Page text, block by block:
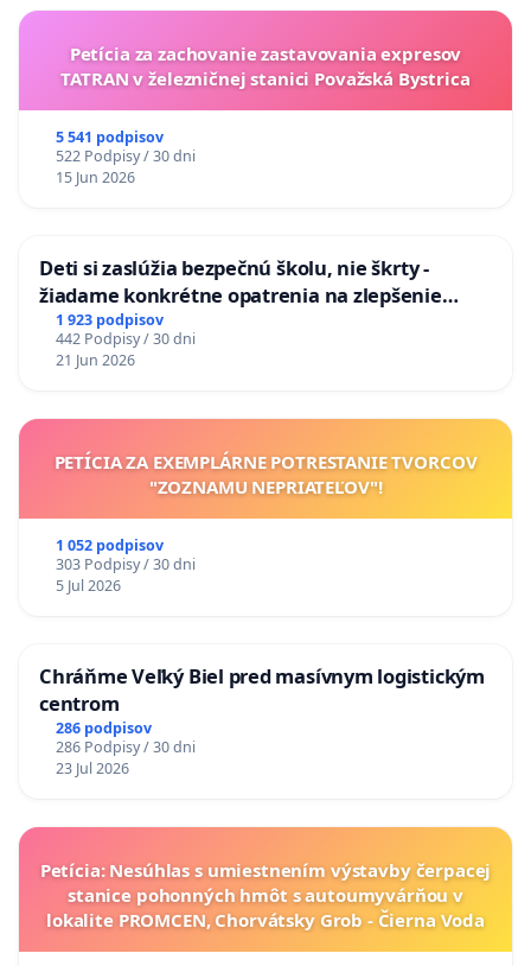
Petícia za zachovanie zastavovania expresov
TATRAN v železničnej stanici Považská Bystrica
5 541 podpisov
522 Podpisy / 30 dni
15 Jun 2026
Deti si zaslúžia bezpečnú školu, nie škrty -
žiadame konkrétne opatrenia na zlepšenie
situácie v školstve
1 923 podpisov
442 Podpisy / 30 dni
21 Jun 2026
PETÍCIA ZA EXEMPLÁRNE POTRESTANIE TVORCOV
"ZOZNAMU NEPRIATEĽOV"!
1 052 podpisov
303 Podpisy / 30 dni
5 Jul 2026
Chráňme Veľký Biel pred masívnym logistickým
centrom
286 podpisov
286 Podpisy / 30 dni
23 Jul 2026
Petícia: Nesúhlas s umiestnením výstavby čerpacej
stanice pohonných hmôt s autoumyvárňou v
lokalite PROMCEN, Chorvátsky Grob - Čierna Voda